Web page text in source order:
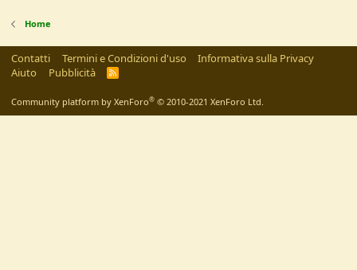
Home
Contatti Termini e Condizioni d'uso
Informativa sulla Privacy
Aiuto
Pubblicità
R
Community platform by XenForo® © 2010-2021 XenForo Ltd.